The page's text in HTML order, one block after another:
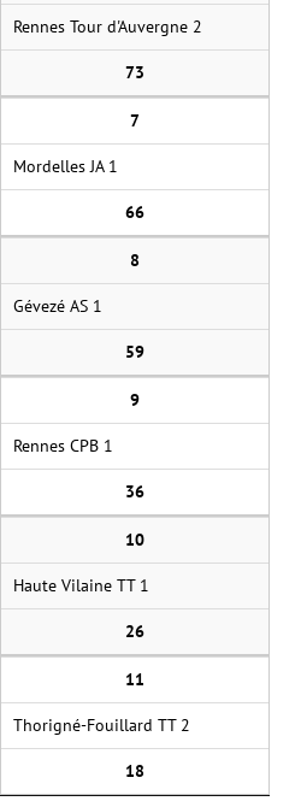
Rennes Tour d'Auvergne 2
73
7
Mordelles JA 1
66
8
Gévezé AS 1
59
9
Rennes CPB 1
36
10
Haute Vilaine TT 1
26
11
Thorigné-Fouillard TT 2
18